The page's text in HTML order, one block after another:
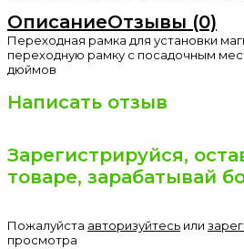
ОписаниеОтзывы (0)
Переходная рамка для установки
переходную рамку с посадочным
дюймов
Написать отзыв
Зарегистрируйся,
товаре, зарабатывай
Пожалуйста авторизуйтесь или
просмотра